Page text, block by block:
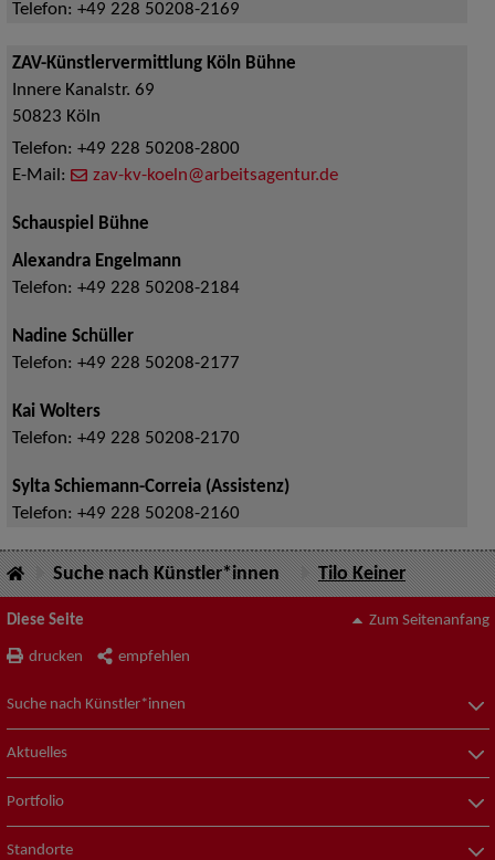
Telefon: +49 228 50208-2169
ZAV-Künstlervermittlung Köln Bühne
Innere Kanalstr. 69
50823 Köln
Telefon: +49 228 50208-2800
E-Mail:
zav-kv-koeln@arbeitsagentur.de
Schauspiel Bühne
Alexandra Engelmann
Telefon: +49 228 50208-2184
Nadine Schüller
Telefon: +49 228 50208-2177
Kai Wolters
Telefon: +49 228 50208-2170
Sylta Schiemann-Correia (Assistenz)
Telefon: +49 228 50208-2160
Suche nach Künstler*innen Tilo Keiner
Diese Seite
drucken empfehlen
Zum Seitenanfang
Suche nach Künstler*innen
Aktuelles
Portfolio
Standorte